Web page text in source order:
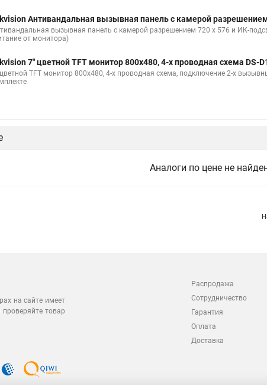
Антивандальная вызывная панель с камерой
вызывная панель с камерой разрешением 720 х 576 и ИК-
от монитора)
7" цветной TFT монитор 800х480, 4-х проводная схема DS-
TFT монитор 800х480, 4-х проводная схема, подключение 2-х
Аналоги по цене не
на сайте имеет
товар
Распродажа
Сотрудничество
Гарантия
Оплата
Доставка